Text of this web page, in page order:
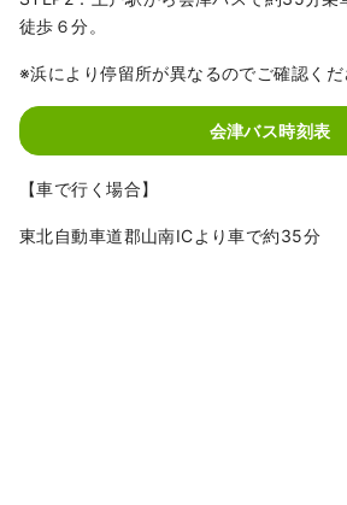
徒歩６分。
※浜により停留所が異なるのでご確認くだ
会津バス時刻表
【車で行く場合】
東北自動車道郡山南ICより車で約35分